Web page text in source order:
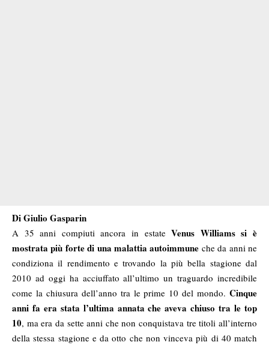
Di Giulio Gasparin
A 35 anni compiuti ancora in estateVenus Williams si è
mostrata più forte di una malattia autoimmune che da anni ne
condiziona il rendimento e trovando la più bella stagione dal
2010 ad oggi ha acciuffato all’ultimo un traguardo incredibile
come la chiusura dell’anno tra le prime 10 del mondo. Cinque
anni fa era stata l’ultima annata che aveva chiuso tra le top
10, ma era da sette anni che non conquistava tre titoli all’interno
della stessa stagione e da otto che non vinceva più di 40 match